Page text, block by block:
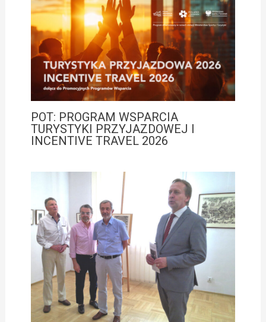
POT: PROGRAM WSPARCIA
TURYSTYKI PRZYJAZDOWEJ I
INCENTIVE TRAVEL 2026